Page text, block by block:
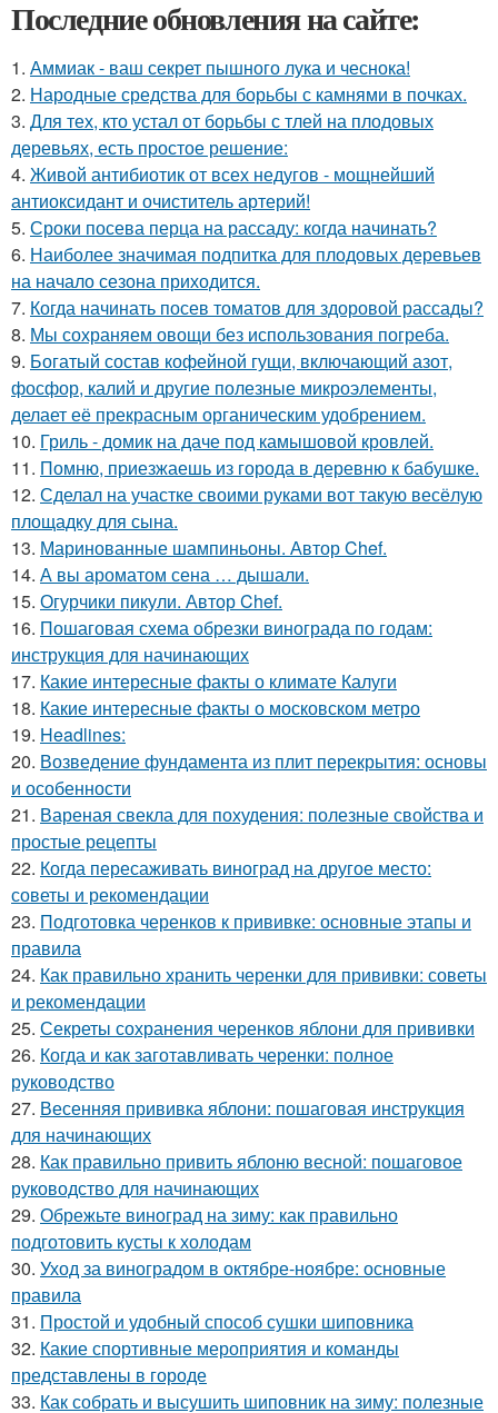
Последние обновления на сайте:
1. Аммиак - ваш секрет пышного лука и чеснока!
2. Народные средства для борьбы с камнями в почках.
3. Для тех, кто устал от борьбы с тлей на плодовых
деревьях, есть простое решение:
4. Живой антибиотик от всех недугов - мощнейший
антиоксидант и очиститель артерий!
5. Сроки посева перца на рассаду: когда начинать?
6. Наиболее значимая подпитка для плодовых деревьев
на начало сезона приходится.
7. Когда начинать посев томатов для здоровой рассады?
8. Мы сохраняем овощи без использования погреба.
9. Богатый состав кофейной гущи, включающий азот,
фосфор, калий и другие полезные микроэлементы,
делает её прекрасным органическим удобрением.
10. Гриль - домик на даче под камышовой кровлей.
11. Помню, приезжаешь из города в деревню к бабушке.
12. Сделал на участке своими руками вот такую весёлую
площадку для сына.
13. Маринованные шампиньоны. Автор Chef.
14. А вы ароматом сена … дышали.
15. Огурчики пикули. Автор Chef.
16. Пошаговая схема обрезки винограда по годам:
инструкция для начинающих
17. Какие интересные факты о климате Калуги
18. Какие интересные факты о московском метро
19. Headlines:
20. Возведение фундамента из плит перекрытия: основы
и особенности
21. Вареная свекла для похудения: полезные свойства и
простые рецепты
22. Когда пересаживать виноград на другое место:
советы и рекомендации
23. Подготовка черенков к прививке: основные этапы и
правила
24. Как правильно хранить черенки для прививки: советы
и рекомендации
25. Секреты сохранения черенков яблони для прививки
26. Когда и как заготавливать черенки: полное
руководство
27. Весенняя прививка яблони: пошаговая инструкция
для начинающих
28. Как правильно привить яблоню весной: пошаговое
руководство для начинающих
29. Обрежьте виноград на зиму: как правильно
подготовить кусты к холодам
30. Уход за виноградом в октябре-ноябре: основные
правила
31. Простой и удобный способ сушки шиповника
32. Какие спортивные мероприятия и команды
представлены в городе
33. Как собрать и высушить шиповник на зиму: полезные